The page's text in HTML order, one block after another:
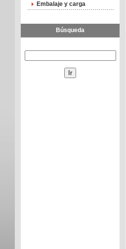
Embalaje y carga
Búsqueda